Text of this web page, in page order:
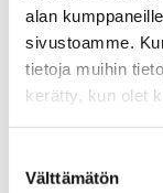
alan
sivustoamme.
tietoja muihin
kerätty, kun olet
valinta
Välttämätön